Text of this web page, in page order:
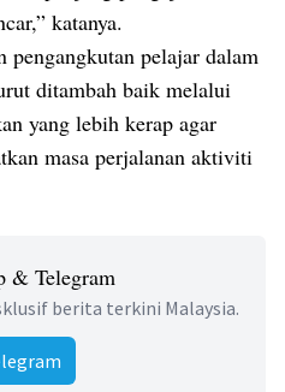
katanya.
pengangkutan pelajar dalam
ditambah baik melalui
yang lebih kerap agar
masa perjalanan aktiviti
& Telegram
berita terkini Malaysia.